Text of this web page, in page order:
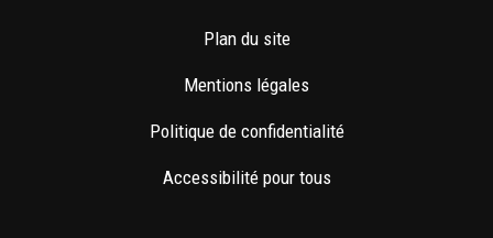
Plan du site
Mentions légales
Politique de confidentialité
Accessibilité pour tous